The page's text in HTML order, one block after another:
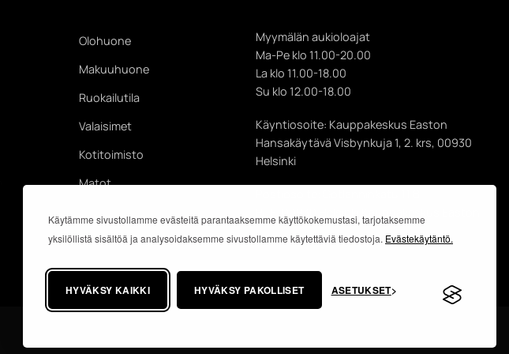
Käytämme sivustollamme evästeitä parantaaksemme käyttökokemustasi, tarjotaksemme
yksilöllistä sisältöä ja analysoidaksemme sivustollamme käytettäviä tiedostoja. Evästekäytäntö.
HYVÄKSY KAIKKI HYVÄKSY PAKOLLISET ASETUKSET
Olohuone
Makuuhuone
Ruokailutila
Valaisimet
Kotitoimisto
Matot
Myymälän aukioloajat
Ma-Pe klo 11.00-20.00
La klo 11.00-18.00
Su klo 12.00-18.00
Käyntiosoite: Kauppakeskus Easton
Hansakäytävä Visbynkuja 1, 2. krs, 00930
Helsinki